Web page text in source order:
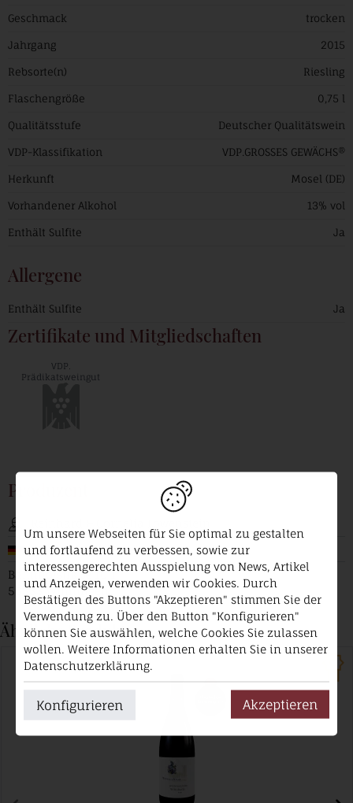
Geschmack trocken
Jahrgang 2015
Rebsorte(n) Riesling
Flaschengröße 0,75 l
Qualitätsstufe Deutscher Qualitätswein
VDP-Klassifikation VDP.GROSSES GEWÄCHS®
Herkunft Mosel (DE)
Vorhandener Alkohol 13% vol
Enthält Sulfite Ja
Allergene
Enthält Sulfite Ja
Zertifikate und Mitgliedschaften
VDP.
Prädikatsweingut
Produzent
Deutschland / Mosel
Bahnhofstraße 10 1
56333 Winningen
Ähnliche Produkte
Um unsere Webseiten für Sie optimal zu gestalten
und fortlaufend zu verbessen, sowie zur
interessengerechten Ausspielung von News, Artikel
und Anzeigen, verwenden wir Cookies. Durch
Bestätigen des Buttons "Akzeptieren" stimmen Sie der
Verwendung zu. Über den Button "Konfigurieren"
können Sie auswählen, welche Cookies Sie zulassen
wollen. Weitere Informationen erhalten Sie in unserer
Datenschutzerklärung.
Konfigurieren Akzeptieren